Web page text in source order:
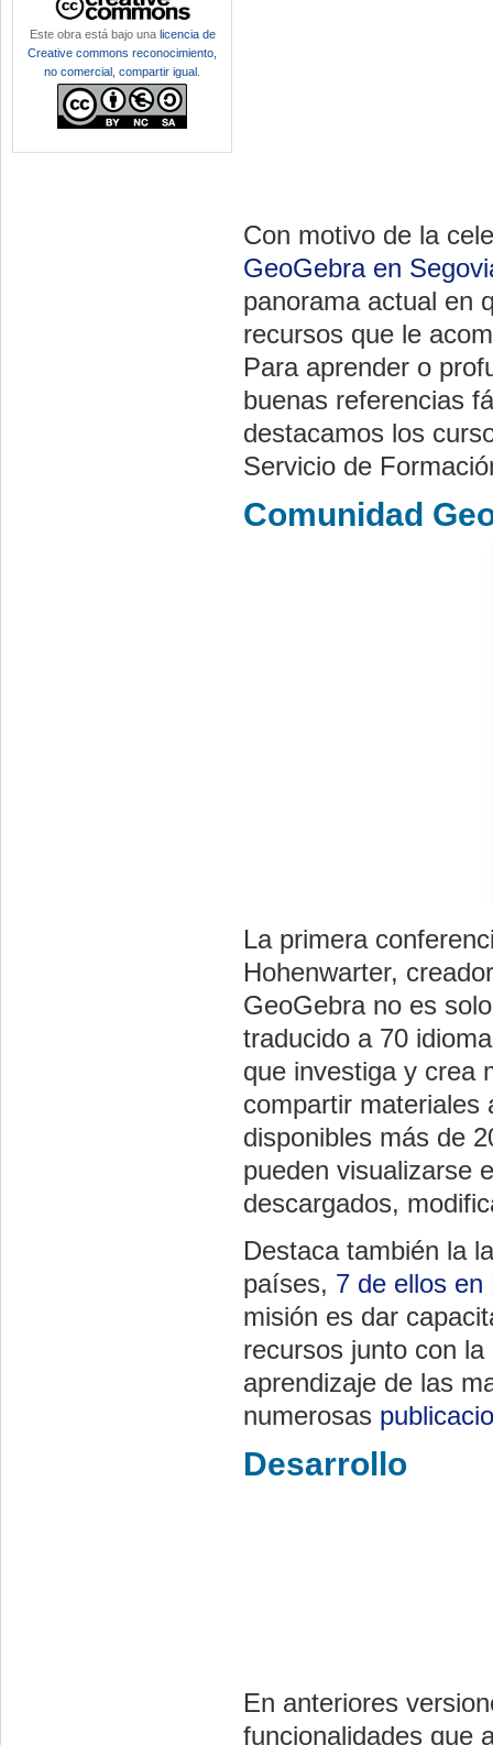
Con motivo de la
GeoGebra en
panorama actual en
recursos que le
Para aprender o
buenas referencias
destacamos los
Servicio de
Comunidad
La primera
Hohenwarter,
GeoGebra no es
traducido a 70
que investiga y crea
compartir materiales
disponibles más de
pueden visualizarse
descargados,
Destaca también la
países, 7 de ellos en
misión es dar
recursos junto con
aprendizaje de las
numerosas
Desarrollo
En anteriores
funcionalidades que
Este obra está bajo una licencia de
Creative commons reconocimiento,
no comercial, compartir igual